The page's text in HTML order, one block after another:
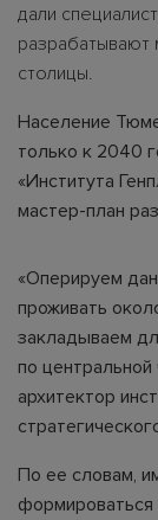
дали
разрабатывают
столицы.
Население
только к 2040
«Института
мастер-план
«Оперируем
проживать
закладываем
по
архитектор
По ее словам,
формироваться